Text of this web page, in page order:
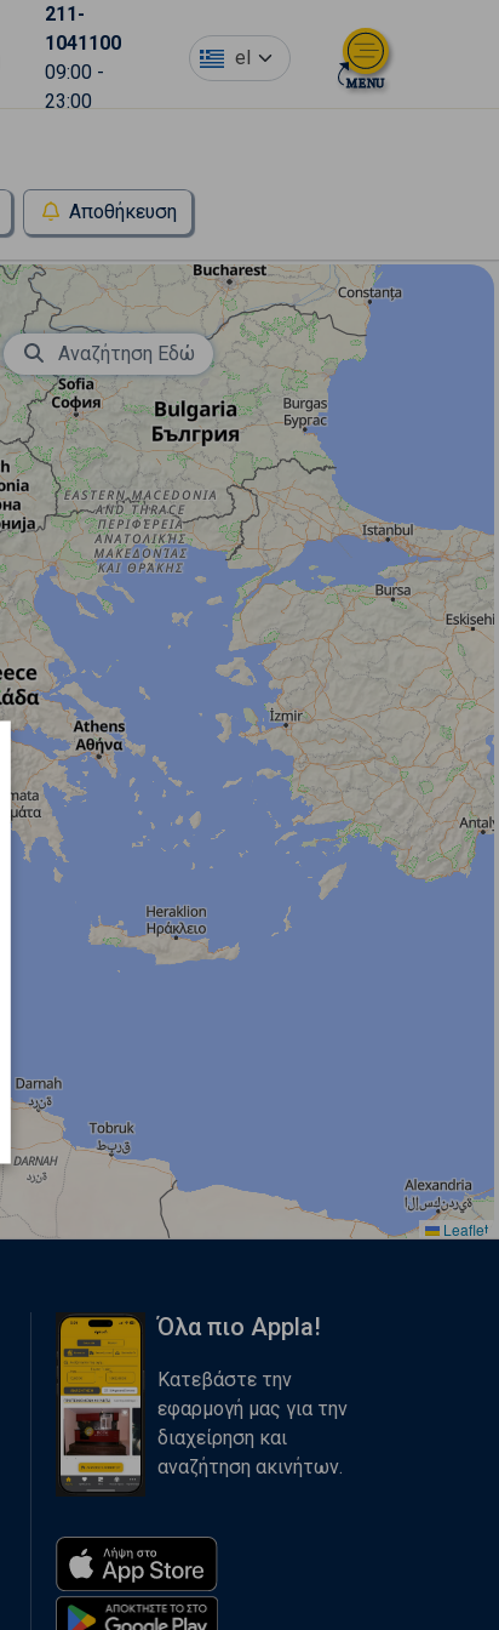
211-
1041100
09:00 -
23:00
el
Αποθήκευση
Leaflet
Αναζήτηση Εδώ
Όλα πιο Appla!
Κατεβάστε την
εφαρμογή μας για την
διαχείρηση και
αναζήτηση ακινήτων.